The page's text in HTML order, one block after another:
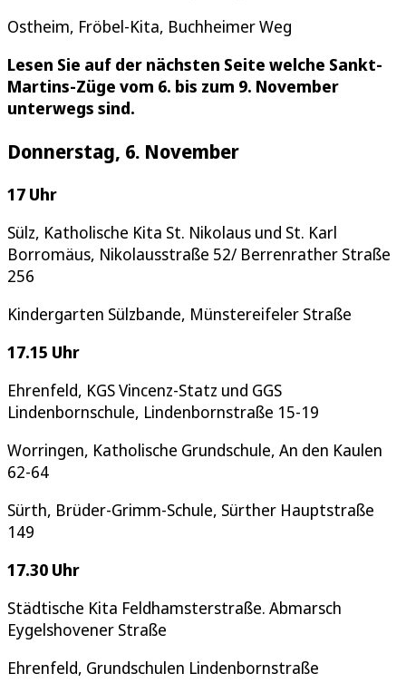
Ostheim, Fröbel-Kita, Buchheimer Weg
Lesen Sie auf der nächsten Seite welche Sankt-
Martins-Züge vom 6. bis zum 9. November
unterwegs sind.
Donnerstag, 6. November
17 Uhr
Sülz, Katholische Kita St. Nikolaus und St. Karl
Borromäus, Nikolausstraße 52/ Berrenrather Straße
256
Kindergarten Sülzbande, Münstereifeler Straße
17.15 Uhr
Ehrenfeld, KGS Vincenz-Statz und GGS
Lindenbornschule, Lindenbornstraße 15-19
Worringen, Katholische Grundschule, An den Kaulen
62-64
Sürth, Brüder-Grimm-Schule, Sürther Hauptstraße
149
17.30 Uhr
Städtische Kita Feldhamsterstraße. Abmarsch
Eygelshovener Straße
Ehrenfeld, Grundschulen Lindenbornstraße